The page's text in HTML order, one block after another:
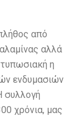
από
αλλά
η
ενδυμασιών
συλλογή
χρόνια, μας